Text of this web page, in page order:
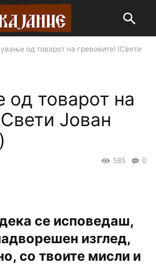
од товарот на гревовите! (Свети
товарот на
Јован
0
585
се исповедаш,
изглед,
co твоите мисли и